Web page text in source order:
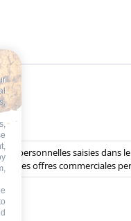
personnelles saisies dans
des offres commerciales